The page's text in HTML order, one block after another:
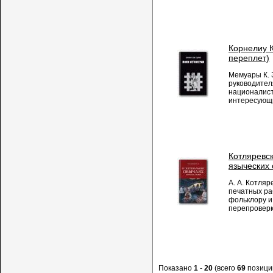
Корнелиу
переплет)
Мемуары К.
языческих
А. А.
печатных
фольклору и
Показано 1 - 20 (всего 69